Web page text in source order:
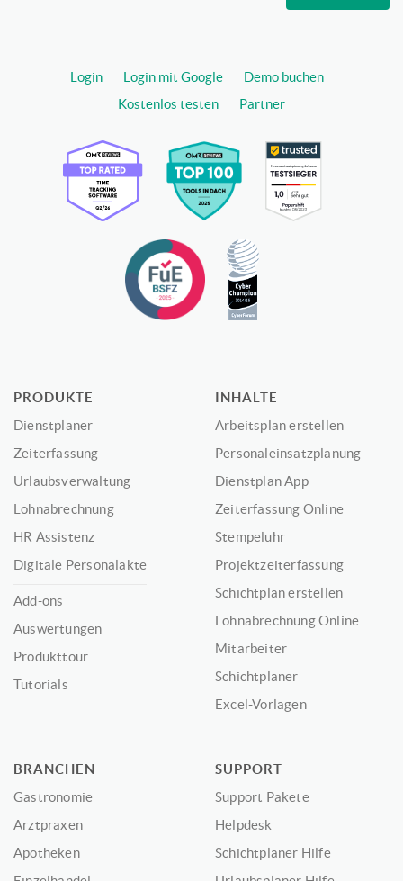
Login Login mit Google
Demo buchen
Kostenlos testen
Partner
PRODUKTE
Dienstplaner
Zeiterfassung
Urlaubsverwaltung
Lohnabrechnung
HR Assistenz
Digitale Personalakte
Add-ons
Auswertungen
Produkttour
Tutorials
INHALTE
Arbeitsplan erstellen
Personaleinsatzplanung
Dienstplan App
Zeiterfassung Online
Stempeluhr
Projektzeiterfassung
Schichtplan erstellen
Lohnabrechnung Online
Mitarbeiter
Schichtplaner
Excel-Vorlagen
BRANCHEN
Gastronomie
Arztpraxen
Apotheken
SUPPORT
Support Pakete
Helpdesk
Schichtplaner Hilfe